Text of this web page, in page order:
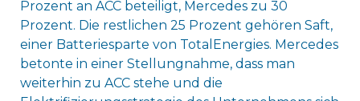
Prozent an ACC beteiligt, Mercedes zu 30
Prozent. Die restlichen 25 Prozent gehören Saft,
einer Batteriesparte von TotalEnergies. Mercedes
betonte in einer Stellungnahme, dass man
weiterhin zu ACC stehe und die